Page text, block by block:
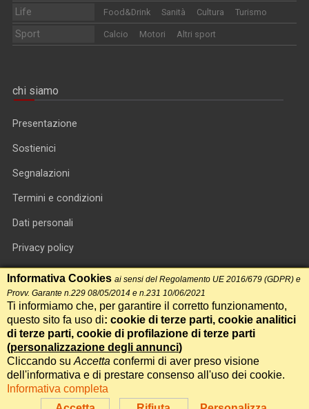
Life Food&Drink Sanità Cultura Turismo
Sport Calcio Motori Altri sport
chi siamo
Presentazione
Sostienici
Segnalazioni
Termini e condizioni
Dati personali
Privacy policy
Informativa cookie
RSS feed
RSS Top News
Contatti
International Communication S.r.l. • P.IVA 14478081004 • Testata
giornalistica n.191, reg. Tribunale di Roma del 14/12/2017
Informativa Cookies ai sensi del Regolamento UE 2016/679 (GDPR) e
Provv. Garante n.229 08/05/2014 e n.231 10/06/2021
Ti informiamo che, per garantire il corretto funzionamento,
questo sito fa uso di: cookie di terze parti, cookie analitici
di terze parti, cookie di profilazione di terze parti
(personalizzazione degli annunci)
Cliccando su Accetta confermi di aver preso visione
dell'informativa e di prestare consenso all'uso dei cookie.
Informativa completa